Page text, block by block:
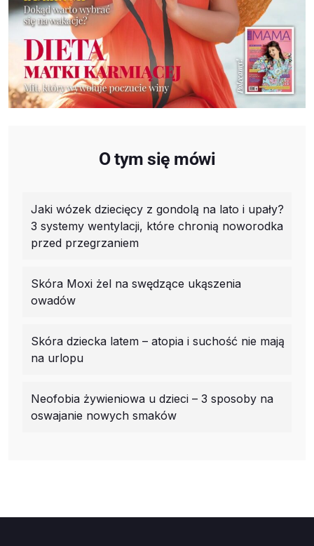
O tym się mówi
Jaki wózek dziecięcy z gondolą na lato i upały?
3 systemy wentylacji, które chronią noworodka
przed przegrzaniem
Skóra Moxi żel na swędzące ukąszenia
owadów
Skóra dziecka latem – atopia i suchość nie mają
na urlopu
Neofobia żywieniowa u dzieci – 3 sposoby na
oswajanie nowych smaków